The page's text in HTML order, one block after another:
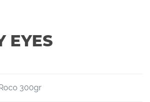
EYES
300gr